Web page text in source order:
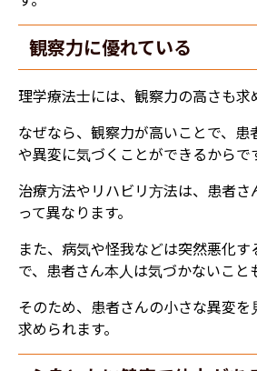
​​観察力に優れている
理学療法士には、観察力の高さも求
なぜなら、観察力が高いことで、患
や異変に気づくことができるからで
治療方法やリハビリ方法は、患者さ
って異なります。
また、病気や怪我などは突然悪化
で、患者さん本人は気づかないこと
そのため、患者さんの小さな異変
求められます。